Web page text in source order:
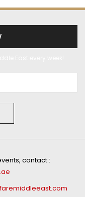
contact :